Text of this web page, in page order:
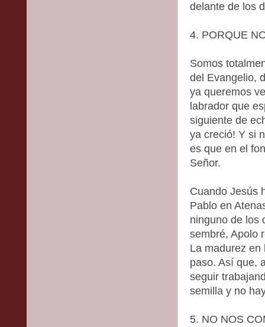
delante de los
4. PORQUE
Somos
del Evangelio,
ya queremos
labrador que
siguiente de
ya creció! Y si
es que en el
Señor.
Cuando Jesús
Pablo en
ninguno de los
sembré, Apolo
La madurez
paso. Así que,
seguir
semilla y no
5. NO NOS